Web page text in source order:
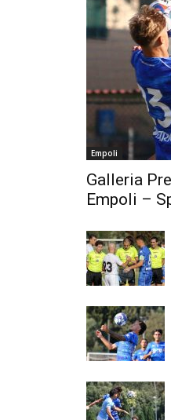
Empoli
Galleria
Empoli –